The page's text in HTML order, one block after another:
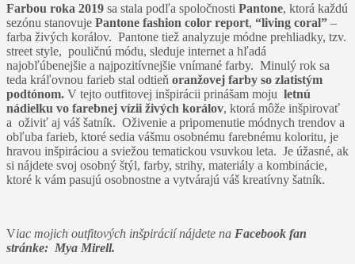
Farbou roka 2019 sa stala podľa spoločnosti Pantone, ktorá každú
sezónu stanovuje Pantone fashion color report, “living coral” –
farba živých korálov. Pantone tiež analyzuje módne prehliadky, tzv.
street style, pouličnú módu, sleduje internet a hľadá
najobľúbenejšie a najpozitívnejšie vnímané farby. Minulý rok sa
teda kráľovnou farieb stal odtieň oranžovej farby so zlatistým
podtónom. V tejto outfitovej inšpirácii prinášam moju letnú
nádielku vo farebnej vízii živých korálov, ktorá môže inšpirovať
a oživiť aj váš šatník. Oživenie a pripomenutie módnych trendov a
obľuba farieb, ktoré sedia vášmu osobnému farebnému koloritu, je
hravou inšpiráciou a sviežou tematickou vsuvkou leta. Je úžasné, ak
si nájdete svoj osobný štýl, farby, strihy, materiály a kombinácie,
ktoré k vám pasujú osobnostne a vytvárajú váš kreatívny šatník.
Viac mojich outfitových inšpirácií nájdete na Facebook fan
stránke: Mya Mirell.